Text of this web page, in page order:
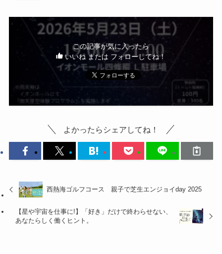
この記事が気に入ったら
いいね または フォローしてね！
よかったらシェアしてね！
西熱海ゴルフコース 親子で芝生エンジョイday 2025
【星や宇宙を仕事に!】「好き」だけで終わらせない、
あなたらしく働くヒント。